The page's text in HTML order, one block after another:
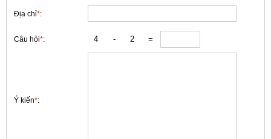
Địa chỉ*:
Câu hỏi*:
Ý kiến*: